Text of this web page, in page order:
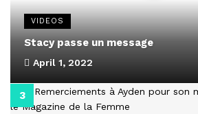
VIDEOS
Stacy passe un message
April 1, 2022